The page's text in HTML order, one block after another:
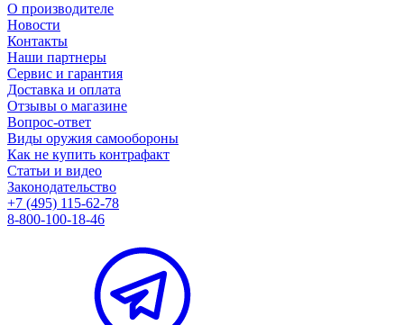
О производителе
Новости
Контакты
Наши партнеры
Сервис и гарантия
Доставка и оплата
Отзывы о магазине
Вопрос-ответ
Виды оружия самообороны
Как не купить контрафакт
Статьи и видео
Законодательство
+7 (495) 115-62-78
8-800-100-18-46